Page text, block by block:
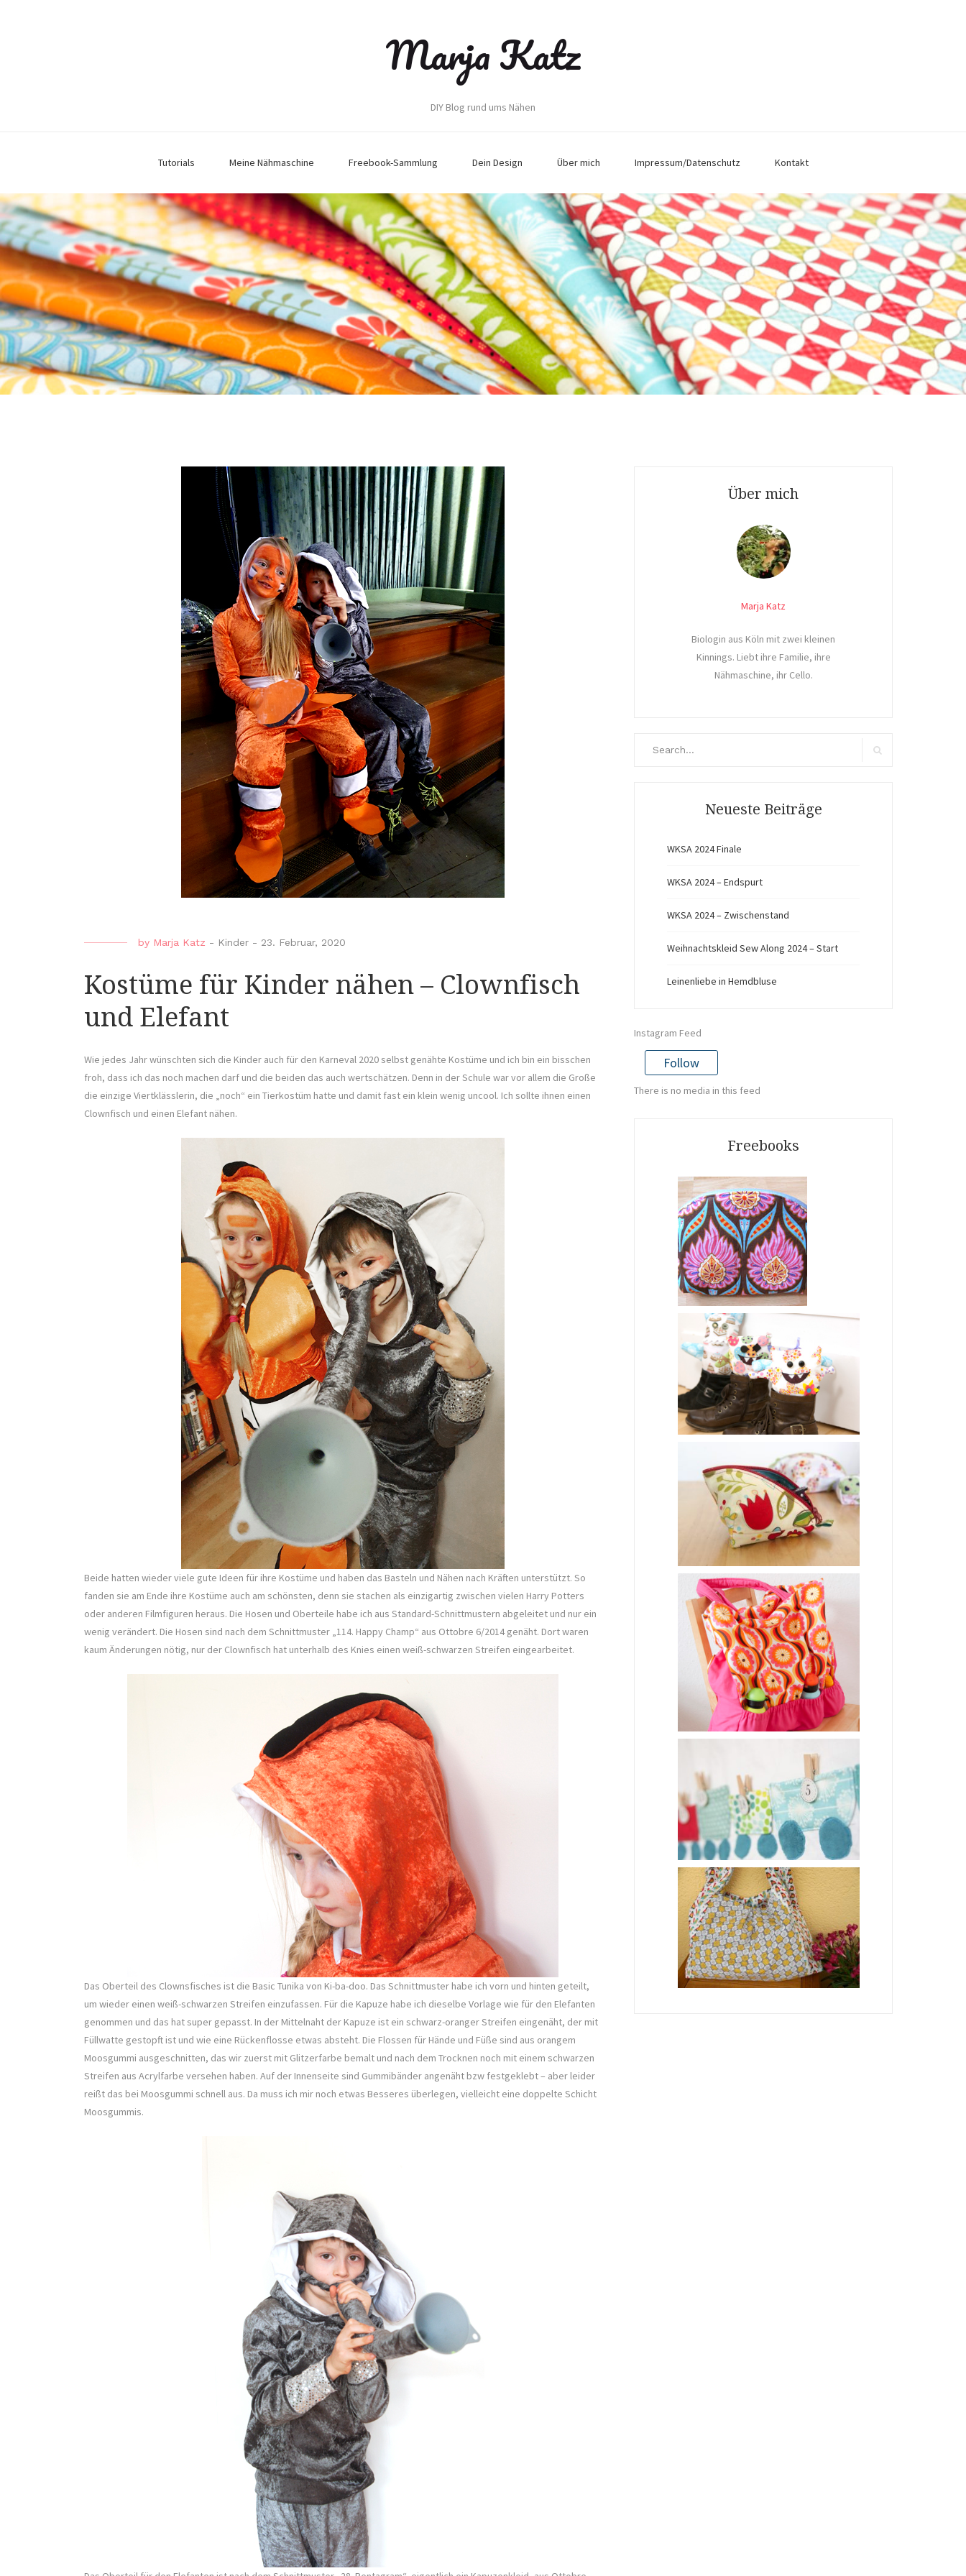
Marja Katz
DIY Blog rund ums Nähen
Tutorials Meine Nähmaschine Freebook-Sammlung Dein Design Über mich Impressum/Datenschutz Kontakt
by Marja Katz - Kinder - 23. Februar, 2020
Kostüme für Kinder nähen – Clownfisch
und Elefant
Wie jedes Jahr wünschten sich die Kinder auch für den Karneval 2020 selbst genähte Kostüme und ich bin ein bisschen
froh, dass ich das noch machen darf und die beiden das auch wertschätzen. Denn in der Schule war vor allem die Große
die einzige Viertklässlerin, die „noch“ ein Tierkostüm hatte und damit fast ein klein wenig uncool. Ich sollte ihnen einen
Clownfisch und einen Elefant nähen.
Beide hatten wieder viele gute Ideen für ihre Kostüme und haben das Basteln und Nähen nach Kräften unterstützt. So
fanden sie am Ende ihre Kostüme auch am schönsten, denn sie stachen als einzigartig zwischen vielen Harry Potters
oder anderen Filmfiguren heraus. Die Hosen und Oberteile habe ich aus Standard-Schnittmustern abgeleitet und nur ein
wenig verändert. Die Hosen sind nach dem Schnittmuster „114. Happy Champ“ aus Ottobre 6/2014 genäht. Dort waren
kaum Änderungen nötig, nur der Clownfisch hat unterhalb des Knies einen weiß-schwarzen Streifen eingearbeitet.
Das Oberteil des Clownsfisches ist die Basic Tunika von Ki-ba-doo. Das Schnittmuster habe ich vorn und hinten geteilt,
um wieder einen weiß-schwarzen Streifen einzufassen. Für die Kapuze habe ich dieselbe Vorlage wie für den Elefanten
genommen und das hat super gepasst. In der Mittelnaht der Kapuze ist ein schwarz-oranger Streifen eingenäht, der mit
Füllwatte gestopft ist und wie eine Rückenflosse etwas absteht. Die Flossen für Hände und Füße sind aus orangem
Moosgummi ausgeschnitten, das wir zuerst mit Glitzerfarbe bemalt und nach dem Trocknen noch mit einem schwarzen
Streifen aus Acrylfarbe versehen haben. Auf der Innenseite sind Gummibänder angenäht bzw festgeklebt – aber leider
reißt das bei Moosgummi schnell aus. Da muss ich mir noch etwas Besseres überlegen, vielleicht eine doppelte Schicht
Moosgummis.
Über mich
Marja Katz
Biologin aus Köln mit zwei kleinen
Kinnings. Liebt ihre Familie, ihre
Nähmaschine, ihr Cello.
Neueste Beiträge
WKSA 2024 Finale
WKSA 2024 – Endspurt
WKSA 2024 – Zwischenstand
Weihnachtskleid Sew Along 2024 – Start
Leinenliebe in Hemdbluse
Instagram Feed
Follow
There is no media in this feed
Freebooks